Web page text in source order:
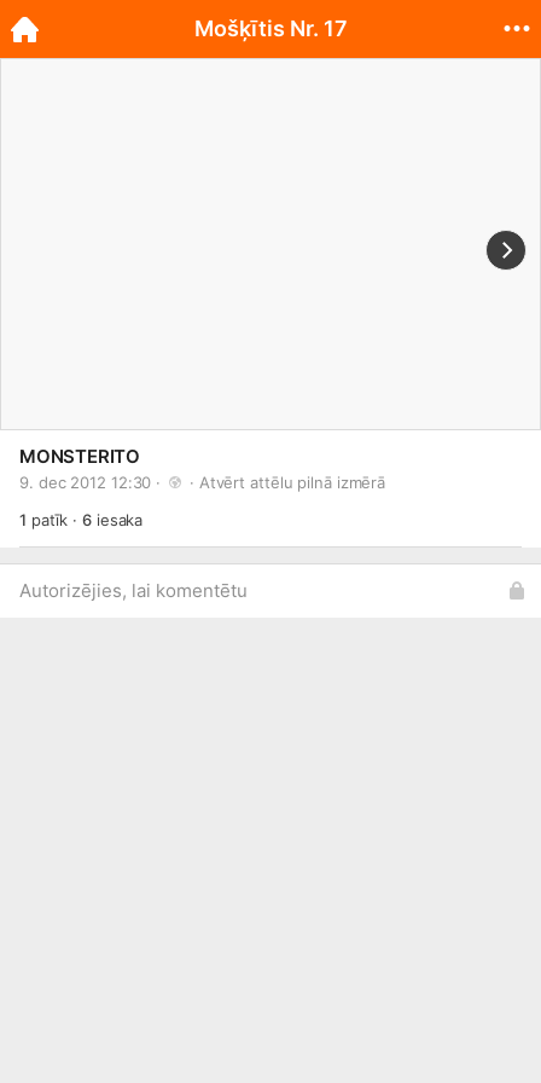
MONSTERITO
9. dec 2012 12:30 · · Atvērt attēlu pilnā izmērā
1 patīk ·6iesaka
Autorizējies, lai komentētu
Mošķītis Nr. 17